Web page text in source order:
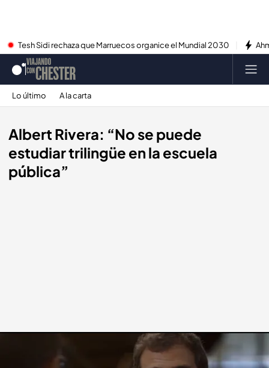
Tesh Sidi rechaza que Marruecos organice el Mundial 2030
Lo último A la carta
Albert Rivera: “No se puede
estudiar trilingüe en la escuela
pública”
cuatro.com